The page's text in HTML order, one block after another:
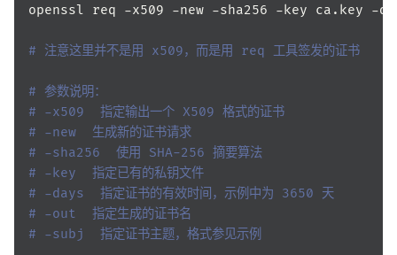
openssl req -x509 -new -sha256 -key ca.key -
# 注意这里并不是用 x509，而是用 req 工具签发的证书
# 参数说明：
# -x509  指定输出一个 X509 格式的证书
# -new  生成新的证书请求
# -sha256  使用 SHA-256 摘要算法
# -key  指定已有的私钥文件
# -days  指定证书的有效时间，示例中为 3650 天
# -out  指定生成的证书名
# -subj  指定证书主题，格式参见示例